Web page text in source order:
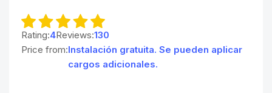
Rating:4Reviews:130
Price from:Instalación gratuita. Se pueden aplicar
cargos adicionales.